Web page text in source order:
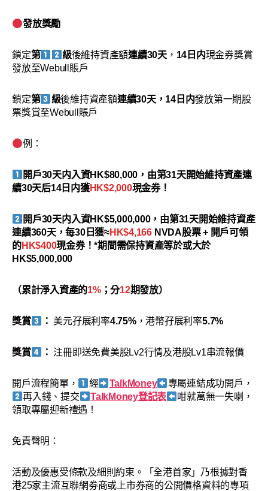
發放獎勵
鎖定第 級後維持資產額連續30天， 14日内現金券獎賞
發放至Webull賬戶
鎖定第 級後維持資產額連續30天，14日内發放第一期股
票獎賞至Webull賬戶
例：
開戶30天内入資HK$80,000，由第31天開始維持資產連
續30天后14日内獲HK$2,000現金券！
開戶30天内入資HK$5,000,000，由第31天開始維持資產
連續360天，每30日獲≈HK$4,166NVDA股票 + 開戶可領
的HK$400現金券！*期間需保持資產等於或大於
HK$5,000,000
（累計淨入資產的1%；分12期發放）
獎賞 ： 美元孖展利率4.75%，港幣孖展利率5.7%
獎賞 ： 注冊即送免費美股Lv2行情及港股Lv1串流報價
開戶流程簡單， 經 TalkMoney
專屬連結成功開戶，
再入錢、提交
TalkMoney登記表
咁就萬無一失喇，
領取專屬迎新禮遇！
免責聲明：​
活動及優惠受條款及細則約束。「全港首家」乃根據對香
港25家主流互聯網劵商或上市券商的公開價格資料的專項